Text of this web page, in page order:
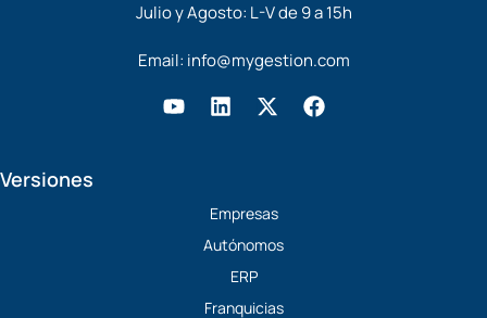
Julio y Agosto: L-V de 9 a 15h
Email: info@mygestion.com
Y L
d
i
n
X
t
t
e
F
a
Versiones
Empresas
Autónomos
ERP
Franquicias